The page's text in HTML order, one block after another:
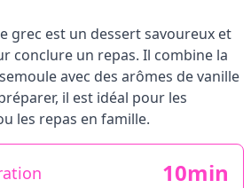
grec est un dessert savoureux et
conclure un repas. Il combine la
avec des arômes de vanille
il est idéal pour les
les repas en famille.
10min